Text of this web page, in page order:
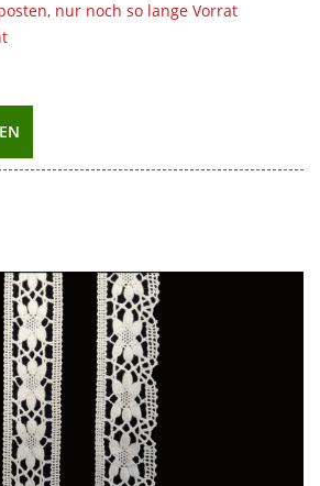
nur noch so lange Vorrat